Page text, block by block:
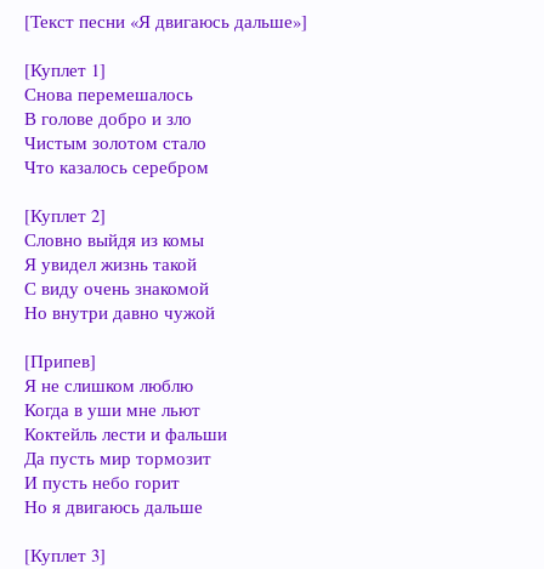
[Текст песни «Я двигаюсь дальше»]
[Куплет 1]
Снова перемешалось
В голове добро и зло
Чистым золотом стало
Что казалось серебром
[Куплет 2]
Словно выйдя из комы
Я увидел жизнь такой
С виду очень знакомой
Но внутри давно чужой
[Припев]
Я не слишком люблю
Когда в уши мне льют
Коктейль лести и фальши
Да пусть мир тормозит
И пусть небо горит
Но я двигаюсь дальше
[Куплет 3]